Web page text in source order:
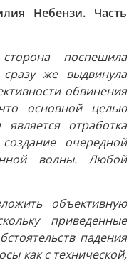
Небензи. Часть
поспешила
же выдвинула
обвинения
основной целью
отработка
очередной
волны. Любой
объективную
приведенные
падения
как с технической,